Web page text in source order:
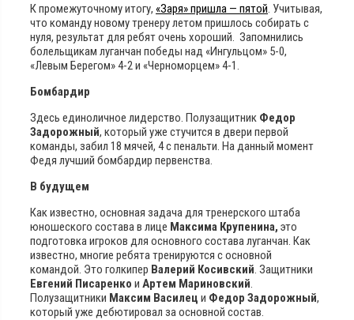
К промежуточному итогу, «Заря» пришла — пятой. Учитывая,
что команду новому тренеру летом пришлось собирать с
нуля, результат для ребят очень хороший. Запомнились
болельщикам луганчан победы над «Ингульцом» 5-0,
«Левым Берегом» 4-2 и «Черноморцем» 4-1.
Бомбардир
Здесь единоличное лидерство. Полузащитник Федор
Задорожный, который уже стучится в двери первой
команды, забил 18 мячей, 4 с пенальти. На данный момент
Федя лучший бомбардир первенства.
В будущем
Как известно, основная задача для тренерского штаба
юношеского состава в лице Максима Крупенина, это
подготовка игроков для основного состава луганчан. Как
известно, многие ребята тренируются с основной
командой. Это голкипер Валерий Косивский. Защитники
Евгений Писаренко и Артем Мариновский.
Полузащитники Максим Василец и Федор Задорожный,
который уже дебютировал за основной состав.